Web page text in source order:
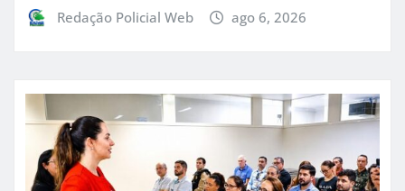
Redação Policial Web ago 6, 2026